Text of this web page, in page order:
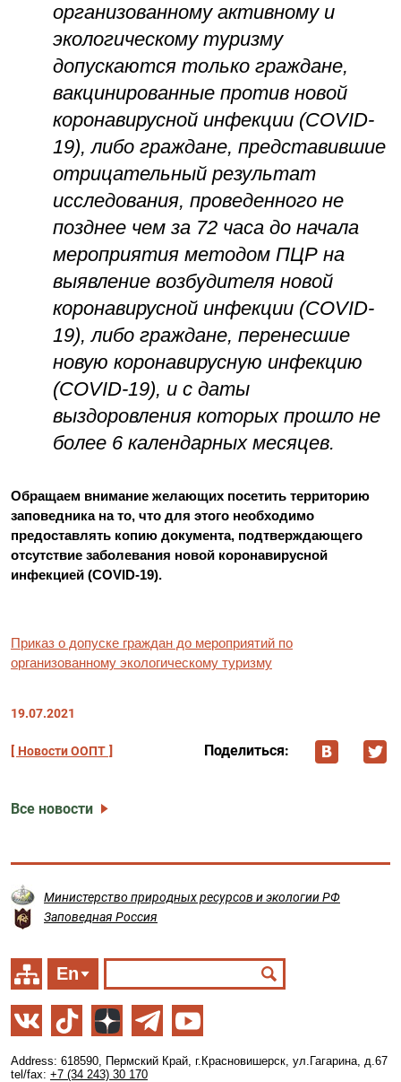
организованному активному и
экологическому туризму
допускаются только граждане,
вакцинированные против новой
коронавирусной инфекции (COVID-
19), либо граждане, представившие
отрицательный результат
исследования, проведенного не
позднее чем за 72 часа до начала
мероприятия методом ПЦР на
выявление возбудителя новой
коронавирусной инфекции (COVID-
19), либо граждане, перенесшие
новую коронавирусную инфекцию
(COVID-19), и с даты
выздоровления которых прошло не
более 6 календарных месяцев.
Обращаем внимание желающих посетить территорию
заповедника на то, что для этого необходимо
предоставлять копию документа, подтверждающего
отсутствие заболевания новой коронавирусной
инфекцией (COVID-19).
Приказ о допуске граждан до мероприятий по
организованному экологическому туризму
19.07.2021
Новости ООПТ Поделиться:
Все новости
Министерство природных ресурсов и экологии РФ
Заповедная Россия
En
Address: 618590, Пермский Край, г.Красновишерск, ул.Гагарина, д.67
tel/fax: +7 (34 243) 30 170